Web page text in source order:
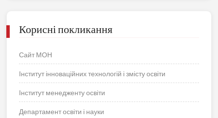
Корисні покликання
Сайт МОН
Інститут інноваційних технологій і змісту освіти
Інститут менедженту освіти
Департамент освіти і науки